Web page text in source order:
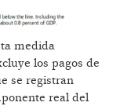
medida
los pagos de
se registran
real del